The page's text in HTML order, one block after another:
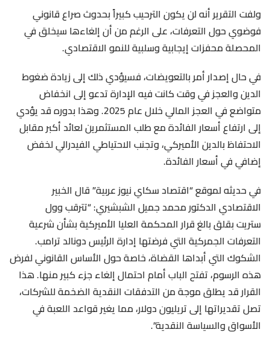
ولفت التقرير أنه لن يكون الترحيب كبيراً بحدوث صراع قانوني
فوضوي حول التعرفات، على الرغم من أن إلغاءها سيخلق في
المحصلة محفزات إيجابية وسلبية للنمو الاقتصادي.
في حال إصدار أمر بالتعويضات، فسيؤدي ذلك إلى زيادة ضغوط
الدين والعجز في وقت كانت فيه الإدارة تدعو إلى انخفاض
متواضع في العجز المالي خلال عام 2025. وهذا بدوره قد يؤدي
إلى ارتفاع أسعار الفائدة مع طلب المستثمرين لعائد أكبر مقابل
الاحتفاظ بالدين الأميركي، وتجنب الاحتياطي الفيدرالي لخفض
إضافي في أسعار الفائدة.
في حديثه لموقع “اقتصاد سكاي نيوز عربية” قال الخبير
الاقتصادي الدكتور محمد جميل الشبشيري: “تترقب وول
ستريت بقلق بالغ قرار المحكمة العليا الأميركية بشأن شرعية
التعرفات الجمركية التي فرضتها إدارة الرئيس دونالد ترامب.
الشكوك التي أبداها القضاة، خاصة حول الأساس القانوني لفرض
هذه الرسوم، تفتح الباب أمام احتمال إلغاء جزء كبير منها. هذا
القرار قد يطلق موجة من التدفقات النقدية الضخمة للشركات،
تصل تقديراتها إلى تريليون دولار، مما يغير قواعد اللعبة في
الأسواق والسياسة النقدية”.